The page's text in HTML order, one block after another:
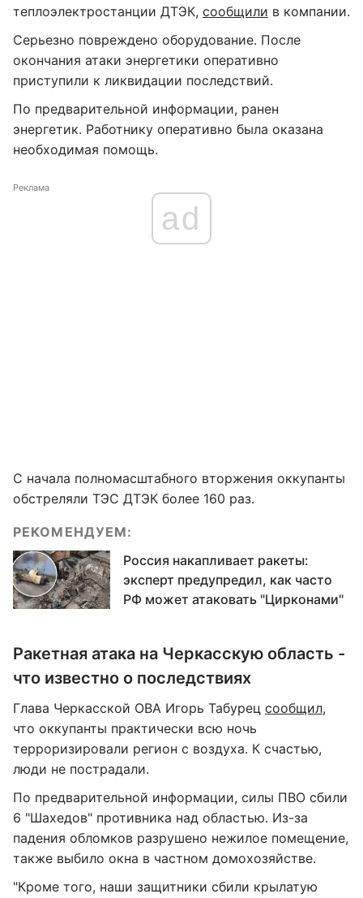
теплоэлектростанции ДТЭК, сообщили в компании.
Серьезно повреждено оборудование. После
окончания атаки энергетики оперативно
приступили к ликвидации последствий.
По предварительной информации, ранен
энергетик. Работнику оперативно была оказана
необходимая помощь.
Реклама
ad
С начала полномасштабного вторжения оккупанты
обстреляли ТЭС ДТЭК более 160 раз.
РЕКОМЕНДУЕМ:
Россия накапливает ракеты:
эксперт предупредил, как часто
РФ может атаковать "Цирконами"
Ракетная атака на Черкасскую область -
что известно о последствиях
Глава Черкасской ОВА Игорь Табурец сообщил,
что оккупанты практически всю ночь
терроризировали регион с воздуха. К счастью,
люди не пострадали.
По предварительной информации, силы ПВО сбили
6 "Шахедов" противника над областью. Из-за
падения обломков разрушено нежилое помещение,
также выбило окна в частном домохозяйстве.
"Кроме того, наши защитники сбили крылатую